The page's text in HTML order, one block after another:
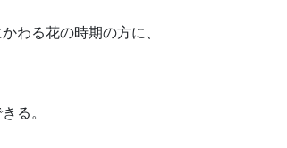
わる花の時期の方に、
る。